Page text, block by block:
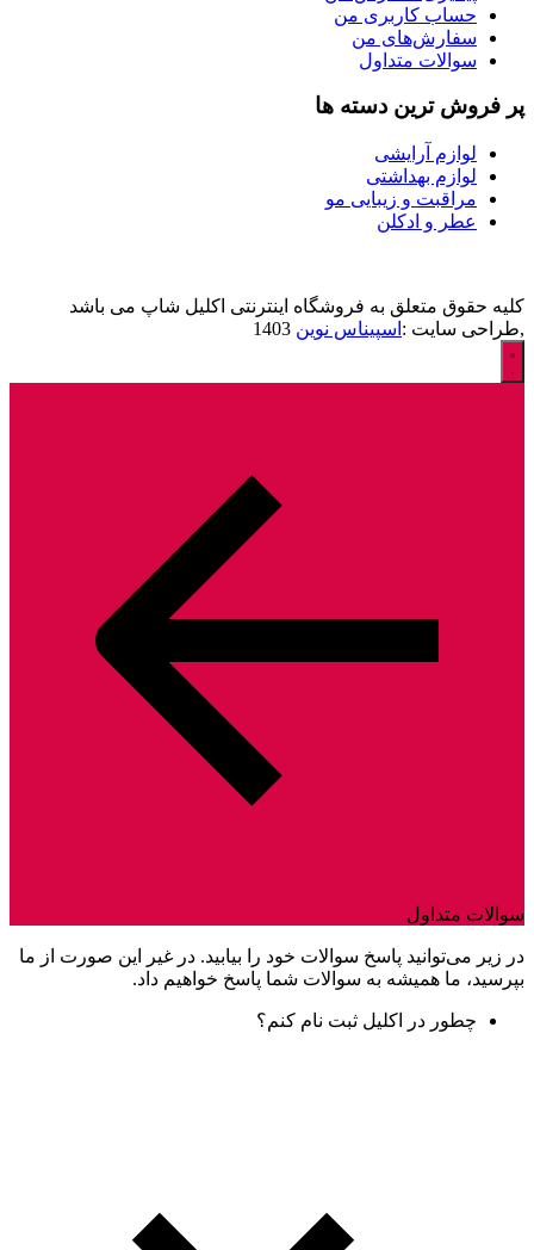
حساب کاربری من
سفارش‌های من
سوالات متداول
پر فروش ترین دسته ها
لوازم آرایشی
لوازم بهداشتی
مراقبت و زیبایی مو
عطر و ادکلن
کلیه حقوق متعلق به فروشگاه اینترنتی اکلیل شاپ می باشد
,طراحی سایت : اسپیناس نوین
سوالات متداول
در زیر می‌توانید پاسخ سوالات خود را بیابید. در غیر این صورت از ما
بپرسید، ما همیشه به سوالات شما پاسخ خواهیم داد.
چطور در اکلیل ثبت نام کنم؟